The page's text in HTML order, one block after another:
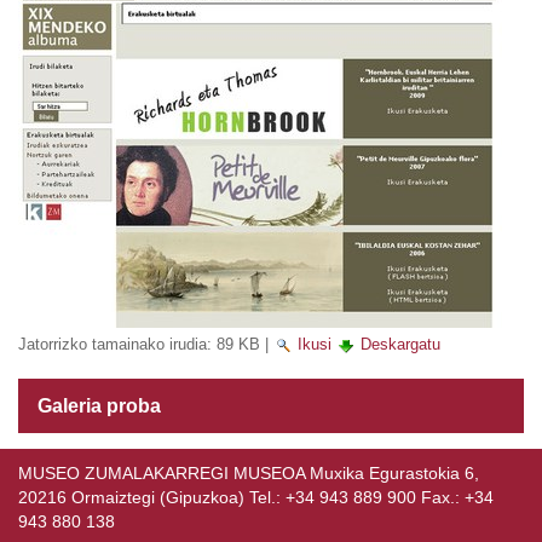
Jatorrizko tamainako irudia: 89 KB Ikusi Deskargatu
Galeria proba
MUSEO ZUMALAKARREGI MUSEOA Muxika Egurastokia 6,
20216 Ormaiztegi (Gipuzkoa) Tel.: +34 943 889 900 Fax.: +34
943 880 138